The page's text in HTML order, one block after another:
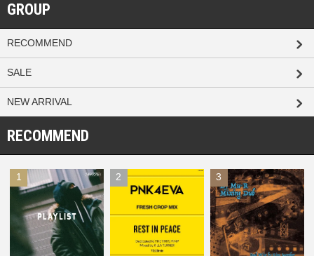
GROUP
RECOMMEND
SALE
NEW ARRIVAL
RECOMMEND
1 2 3